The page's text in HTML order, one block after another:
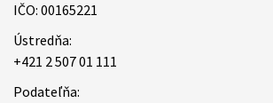
IČO: 00165221
Ústredňa:
+421 2 507 01 111
Podateľňa: